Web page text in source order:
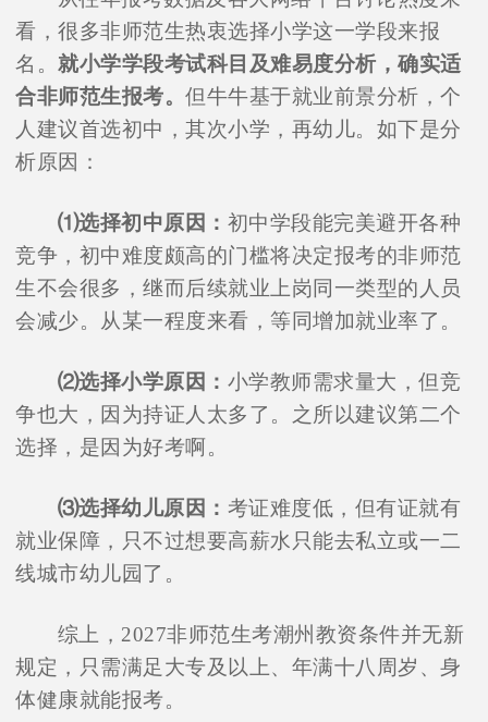
看，很多非师范生热衷选择小学这一学段来报
名。就小学学段考试科目及难易度分析，确实适
合非师范生报考。但牛牛基于就业前景分析，个
人建议首选初中，其次小学，再幼儿。如下是分
析原因：
⑴选择初中原因： 初中学段能完美避开各种
竞争，初中难度颇高的门槛将决定报考的非师范
生不会很多，继而后续就业上岗同一类型的人员
会减少。从某一程度来看，等同增加就业率了。
⑵选择小学原因： 小学教师需求量大，但竞
争也大，因为持证人太多了。之所以建议第二个
选择，是因为好考啊。
⑶选择幼儿原因： 考证难度低，但有证就有
就业保障，只不过想要高薪水只能去私立或一二
线城市幼儿园了。
综上，2027非师范生考潮州教资条件并无新
规定，只需满足大专及以上、年满十八周岁、身
体健康就能报考。